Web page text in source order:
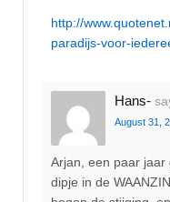
http://
paradijs-voor-
Hans-
August 31,
Arjan, een paar jaar
dipje in de